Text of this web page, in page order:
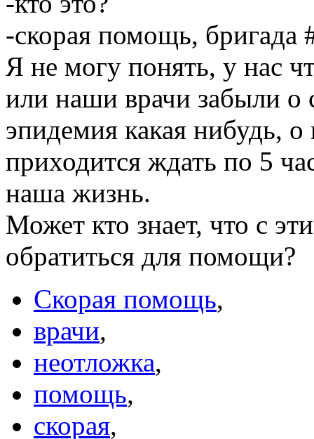
-скорая помощь, бригада
Я не могу понять, у нас
или наши врачи забыли о
эпидемия какая нибудь,
приходится ждать по 5
наша жизнь.
Может кто знает, что с
обратиться для помощи?
Скорая помощь,
врачи,
неотложка,
помощь,
скорая,